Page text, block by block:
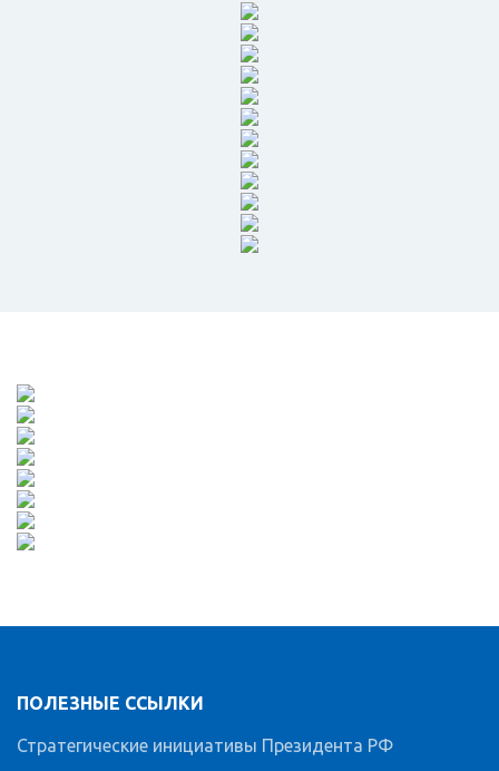
ПОЛЕЗНЫЕ ССЫЛКИ
Стратегические инициативы Президента РФ